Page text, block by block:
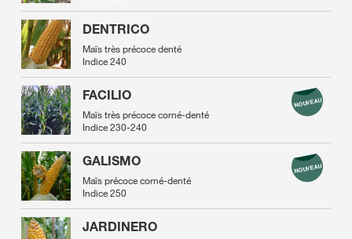
DENTRICO
Maïs très précoce denté
Indice 240
FACILIO
Maïs très précoce corné-denté
Indice 230-240
GALISMO
Maïs précoce corné-denté
Indice 250
JARDINERO